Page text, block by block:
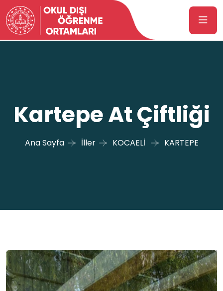
Kartepe At Çiftliği
Ana Sayfa İller KOCAELİ KARTEPE